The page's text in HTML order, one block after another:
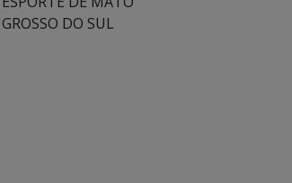
GROSSO DO SUL